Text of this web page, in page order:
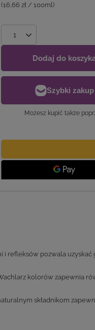
(16,66 zł / 100ml)
Dodaj do
Możesz kupić także
pozwala uzyskać
kolorów zapewnia
składnikom